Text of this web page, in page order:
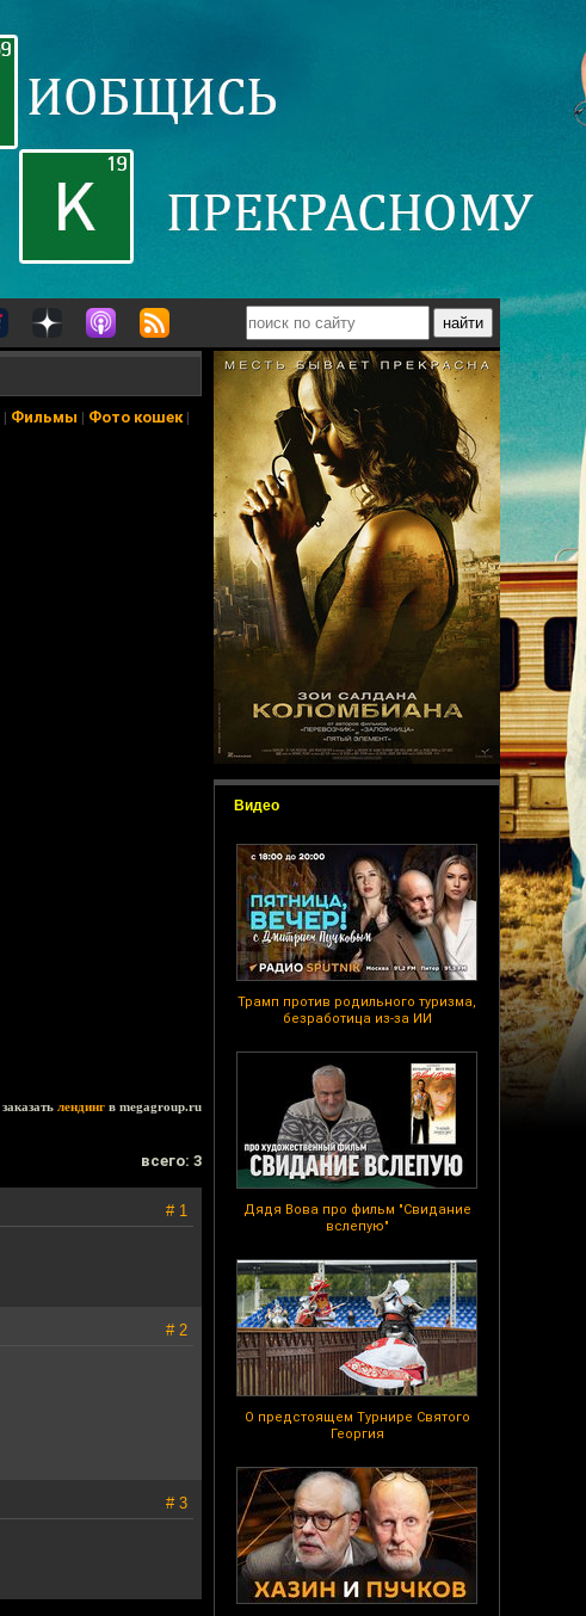
Видео
Трамп против родильного туризма,
безработица из-за ИИ
Дядя Вова про фильм "Свидание
вслепую"
О предстоящем Турнире Святого
Георгия
| Фильмы | Фото кошек|
заказать лендинг в megagroup.ru
всего: 3
# 1
# 2
# 3